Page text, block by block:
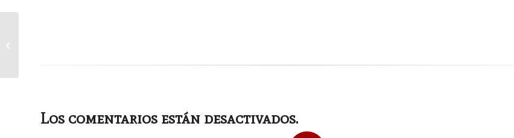
Los comentarios están desactivados.